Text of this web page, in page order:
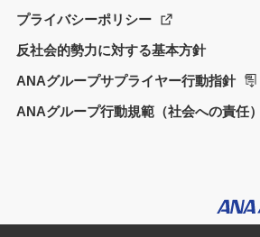
プライバシーポリシー
反社会的勢力に対する基本方針
ANAグループサプライヤー行動指針
ANAグループ行動規範（社会への責任）